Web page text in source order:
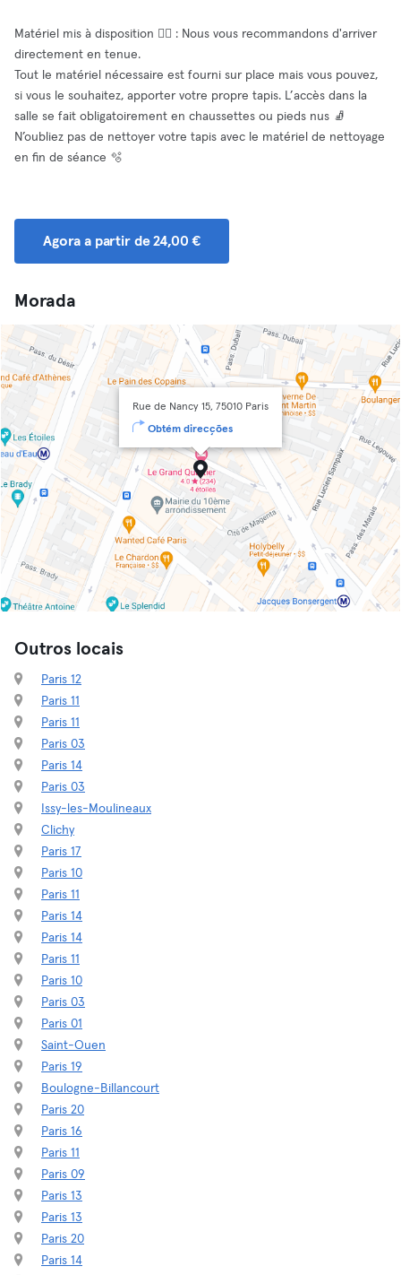
Matériel mis à disposition 🧘‍♂️ : Nous vous recommandons d'arriver
directement en tenue.
Tout le matériel nécessaire est fourni sur place mais vous pouvez,
si vous le souhaitez, apporter votre propre tapis. L’accès dans la
salle se fait obligatoirement en chaussettes ou pieds nus 🧦
N’oubliez pas de nettoyer votre tapis avec le matériel de nettoyage
en fin de séance 🫧
Agora a partir de 24,00 €
Morada
Rue de Nancy 15, 75010 Paris
Obtém direcções
Outros locais
Paris 12
Paris 11
Paris 11
Paris 03
Paris 14
Paris 03
Issy-les-Moulineaux
Clichy
Paris 17
Paris 10
Paris 11
Paris 14
Paris 14
Paris 11
Paris 10
Paris 03
Paris 01
Saint-Ouen
Paris 19
Boulogne-Billancourt
Paris 20
Paris 16
Paris 11
Paris 09
Paris 13
Paris 13
Paris 20
Paris 14